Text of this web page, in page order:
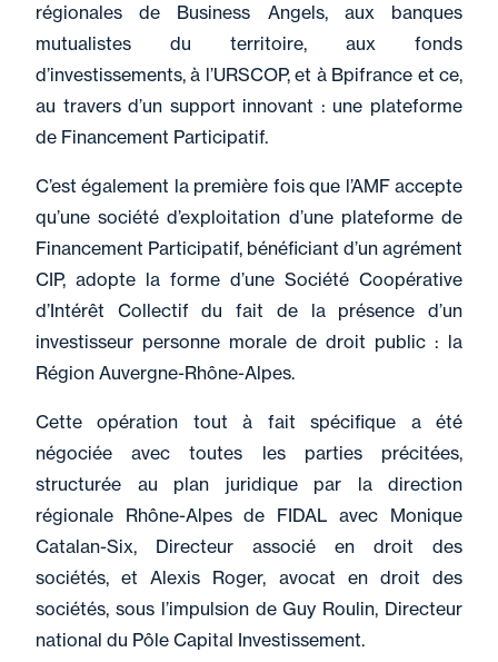
régionales de Business Angels, aux banques
mutualistes du territoire, aux fonds
d’investissements, à l’URSCOP, et à Bpifrance et ce,
au travers d’un support innovant : une plateforme
de Financement Participatif.
C’est également la première fois que l’AMF accepte
qu’une société d’exploitation d’une plateforme de
Financement Participatif, bénéficiant d’un agrément
CIP, adopte la forme d’une Société Coopérative
d’Intérêt Collectif du fait de la présence d’un
investisseur personne morale de droit public : la
Région Auvergne-Rhône-Alpes.
Cette opération tout à fait spécifique a été
négociée avec toutes les parties précitées,
structurée au plan juridique par la direction
régionale Rhône-Alpes de FIDAL avec Monique
Catalan-Six, Directeur associé en droit des
sociétés, et Alexis Roger, avocat en droit des
sociétés, sous l’impulsion de Guy Roulin, Directeur
national du Pôle Capital Investissement.